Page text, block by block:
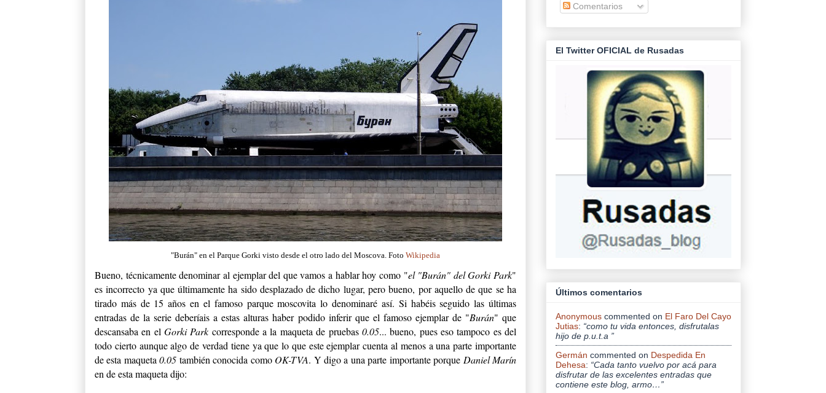
"Burán" en el Parque Gorki visto desde el otro lado del Moscova. Foto Wikipedia
Bueno, técnicamente denominar al ejemplar del que vamos a hablar hoy como "el "Burán" del Gorki Park"
es incorrecto ya que últimamente ha sido desplazado de dicho lugar, pero bueno, por aquello de que se ha
tirado más de 15 años en el famoso parque moscovita lo denominaré así. Si habéis seguido las últimas
entradas de la serie deberíais a estas alturas haber podido inferir que el famoso ejemplar de "Burán" que
descansaba en elGorki Park corresponde a la maqueta de pruebas 0.05... bueno, pues eso tampoco es del
todo cierto aunque algo de verdad tiene ya que lo que este ejemplar cuenta al menos a una parte importante
de esta maqueta0.05 también conocida como OK-TVA. Y digo a una parte importante porque Daniel Marín
en de esta maqueta dijo:
Comentarios
El Twitter OFICIAL de Rusadas
Últimos comentarios
Anonymous commented on El Faro Del Cayo
Jutias: “como tu vida entonces, disfrutalas
hijo de p.u.t.a ”
Germán commented on Despedida En
Dehesa: “Cada tanto vuelvo por acá para
disfrutar de las excelentes entradas que
contiene este blog, armo…”